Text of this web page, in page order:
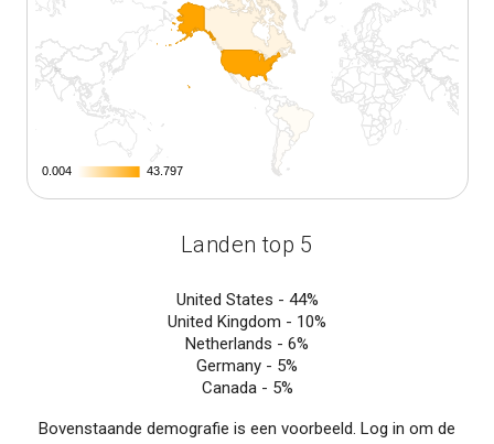
0.004
0.004 43.797
43.797
Landen top 5
United States - 44%
United Kingdom - 10%
Netherlands - 6%
Germany - 5%
Canada - 5%
Bovenstaande demografie is een voorbeeld. Log in om de